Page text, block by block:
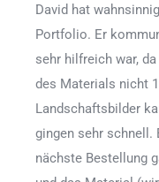
David hat
Portfolio. Er
sehr hilfreich war,
des Materials nicht
Landschaftsbilder
gingen sehr schnell.
nächste Bestellung